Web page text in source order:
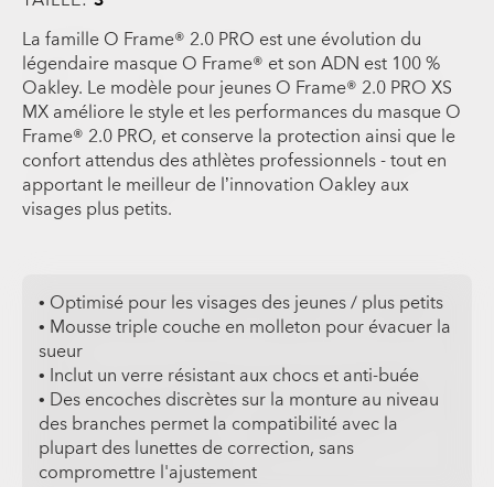
La famille O Frame® 2.0 PRO est une évolution du
légendaire masque O Frame® et son ADN est 100 %
Oakley. Le modèle pour jeunes O Frame® 2.0 PRO XS
MX améliore le style et les performances du masque O
Frame® 2.0 PRO, et conserve la protection ainsi que le
confort attendus des athlètes professionnels - tout en
apportant le meilleur de l’innovation Oakley aux
visages plus petits.
• Optimisé pour les visages des jeunes / plus petits
• Mousse triple couche en molleton pour évacuer la
sueur
• Inclut un verre résistant aux chocs et anti-buée
• Des encoches discrètes sur la monture au niveau
des branches permet la compatibilité avec la
plupart des lunettes de correction, sans
compromettre l'ajustement